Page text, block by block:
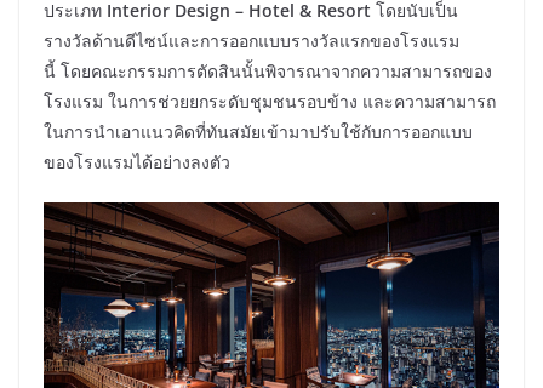
ประเภท Interior Design – Hotel & Resort โดยนับเป็น
รางวัลด้านดีไซน์และการออกแบบรางวัลแรกของโรงแรม
นี้ โดยคณะกรรมการตัดสินนั้นพิจารณาจากความสามารถของ
โรงแรม ในการช่วยยกระดับชุมชนรอบข้าง และความสามารถ
ในการนำเอาแนวคิดที่ทันสมัยเข้ามาปรับใช้กับการออกแบบ
ของโรงแรมได้อย่างลงตัว